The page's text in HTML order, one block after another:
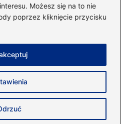
Możesz się na to nie
poprzez kliknięcie przycisku
40minut.pl